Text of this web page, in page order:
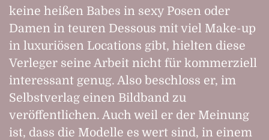
keine heißen Babes in sexy Posen oder
Damen in teuren Dessous mit viel Make-up
in luxuriösen Locations gibt, hielten diese
Verleger seine Arbeit nicht für kommerziell
interessant genug. Also beschloss er, im
Selbstverlag einen Bildband zu
veröffentlichen. Auch weil er der Meinung
ist, dass die Modelle es wert sind, in einem